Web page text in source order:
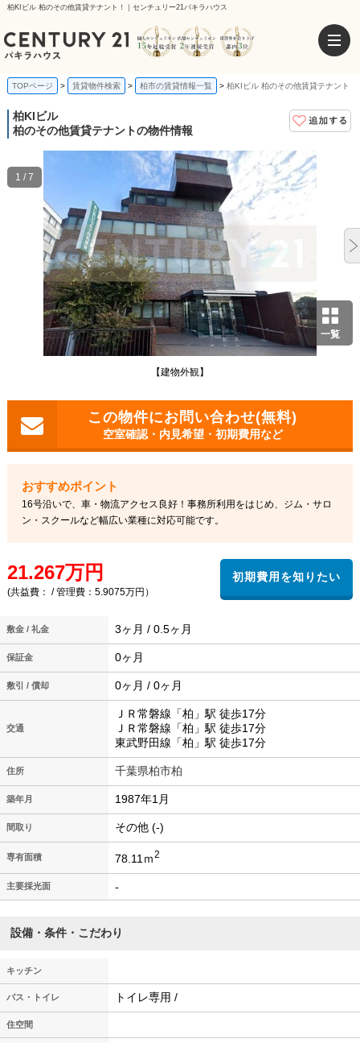
柏KIビル 柏のその他賃貸テナント！｜センチュリー21パキラハウス
TOPページ 賃貸物件検索 柏市の賃貸情報一覧 柏KIビル 柏のその他賃貸テナント
柏KIビル
柏のその他賃貸テナントの物件情報
一覧
【建物外観】
1 / 7
空室確認・内見希望・初期費用など
16号沿いで、車・物流アクセス良好！事務所利用をはじめ、ジム・サロ
ン・スクールなど幅広い業種に対応可能です。
21.267万円
(共益費： / 管理費：5.9075万円）
敷金 / 礼金 3ヶ月 / 0.5ヶ月
保証金 0ヶ月
敷引 / 償却 0ヶ月 / 0ヶ月
交通
ＪＲ常磐線「柏」駅 徒歩17分
ＪＲ常磐線「柏」駅 徒歩17分
東武野田線「柏」駅 徒歩17分
住所 千葉県柏市柏
築年月 1987年1月
間取り その他 (-)
専有面積 78.11ｍ2
主要採光面 -
設備・条件・こだわり
キッチン
バス・トイレ トイレ専用 /
住空間